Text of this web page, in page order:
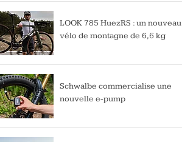
LOOK 785 HuezRS : un nouveau
vélo de montagne de 6,6 kg
Schwalbe commercialise une
nouvelle e-pump